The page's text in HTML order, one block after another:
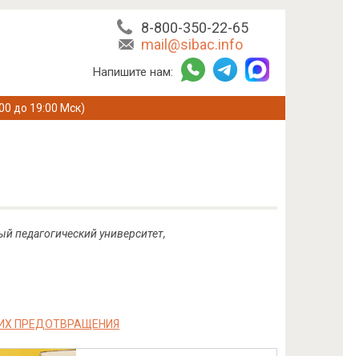
8-800-350-22-65
mail@sibac.info
Напишите нам:
до 19:00 Мск)
педагогический университет,
ПРЕДОТВРАЩЕНИЯ